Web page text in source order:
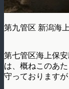
第九管区 新潟海
第七管区海上保
は、概ねこのあ
守っております